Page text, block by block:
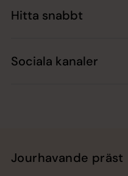
Hitta snabbt
Sociala kanaler
Jourhavande präst